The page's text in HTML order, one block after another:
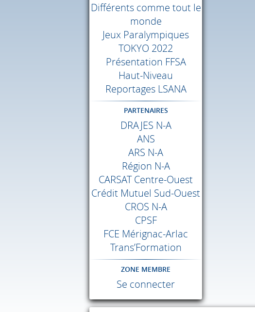
Différents comme tout le
monde
Jeux Paralympiques
TOKYO 2022
Présentation FFSA
Haut-Niveau
Reportages LSANA
PARTENAIRES
DRAJES N-A
ANS
ARS N-A
Région N-A
CARSATCentre-Ouest
Crédit Mutuel Sud-Ouest
CROS N-A
CPSF
FCE Mérignac-Arlac
Trans’Formation
ZONE MEMBRE
Se connecter